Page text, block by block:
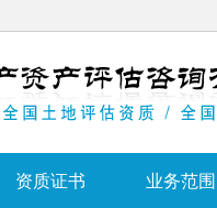
资质证书 业务范围